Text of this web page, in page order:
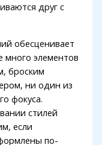
друг с
обесценивает
много элементов
броским
ни один из
фокуса.
стилей
если
по-